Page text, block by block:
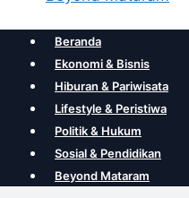
Beranda
Ekonomi & Bisnis
Hiburan & Pariwisata
Lifestyle & Peristiwa
Politik & Hukum
Sosial & Pendidikan
Beyond Mataram